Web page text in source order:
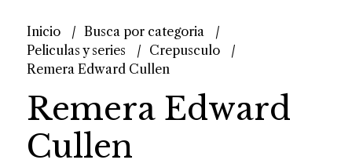
Inicio
Busca por categoria
Peliculas y series
Crepusculo
Remera Edward Cullen
Remera Edward
Cullen